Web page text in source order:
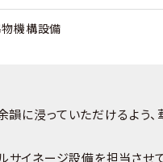
物機構設備
に浸っていただけるよう
サイネージ設備を担当させ